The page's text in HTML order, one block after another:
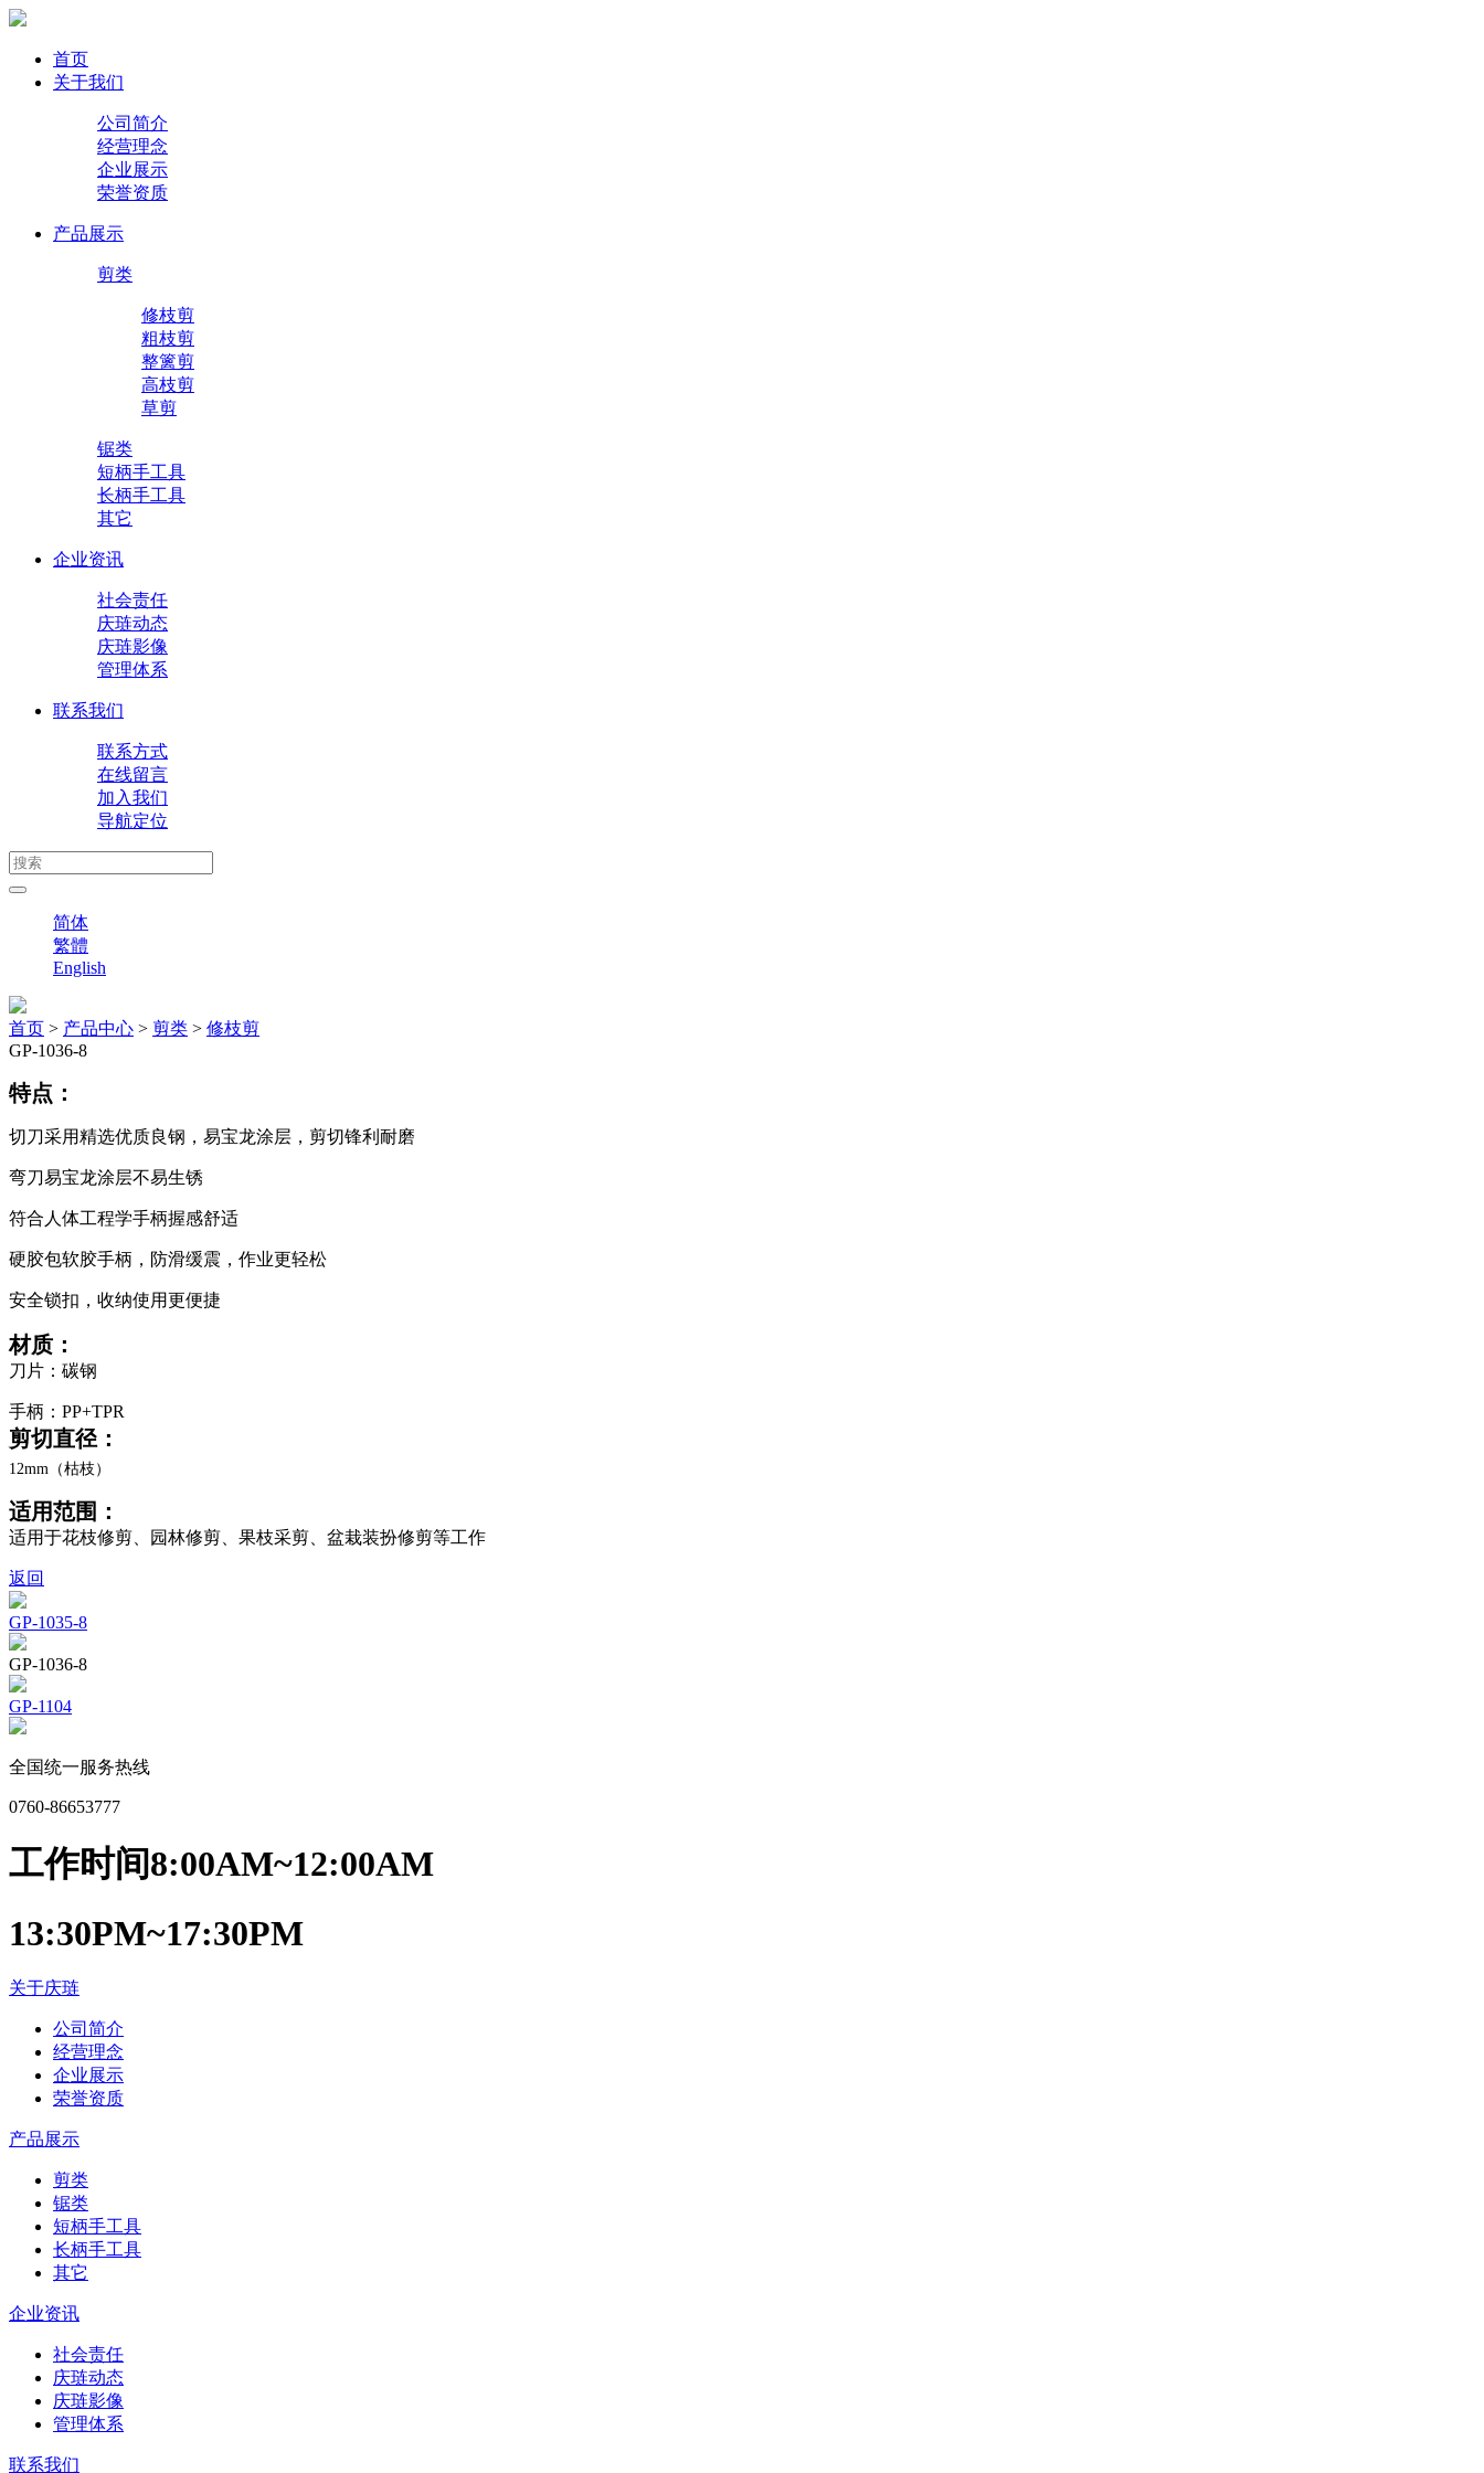
首页
关于我们
公司简介
经营理念
企业展示
荣誉资质
产品展示
剪类
修枝剪
粗枝剪
整篱剪
高枝剪
草剪
锯类
短柄手工具
长柄手工具
其它
企业资讯
社会责任
庆琏动态
庆琏影像
管理体系
联系我们
联系方式
在线留言
加入我们
导航定位
简体
繁體
English
首页 > 产品中心 > 剪类 > 修枝剪
GP-1036-8
特点：
切刀采用精选优质良钢，易宝龙涂层，剪切锋利耐磨
弯刀易宝龙涂层不易生锈
符合人体工程学手柄握感舒适
硬胶包软胶手柄，防滑缓震，作业更轻松
安全锁扣，收纳使用更便捷
材质：
刀片：碳钢
手柄：PP+TPR
剪切直径：
12mm（枯枝）
适用范围：
适用于花枝修剪、园林修剪、果枝采剪、盆栽装扮修剪等工作
返回
GP-1035-8
GP-1036-8
GP-1104
全国统一服务热线
0760-86653777
工作时间8:00AM~12:00AM
13:30PM~17:30PM
关于庆琏
公司简介
经营理念
企业展示
荣誉资质
产品展示
剪类
锯类
短柄手工具
长柄手工具
其它
企业资讯
社会责任
庆琏动态
庆琏影像
管理体系
联系我们